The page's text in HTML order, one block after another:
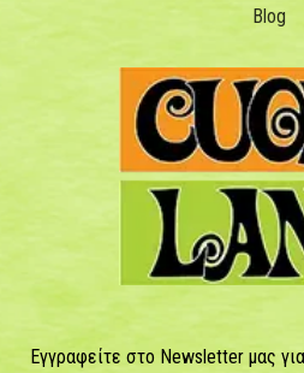
Blog
Εγγραφείτε στο Newsletter μας